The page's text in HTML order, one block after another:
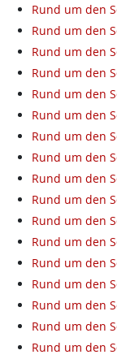
Rund um den
Rund um den
Rund um den
Rund um den
Rund um den
Rund um den
Rund um den
Rund um den
Rund um den
Rund um den
Rund um den
Rund um den
Rund um den
Rund um den
Rund um den
Rund um den
Rund um den